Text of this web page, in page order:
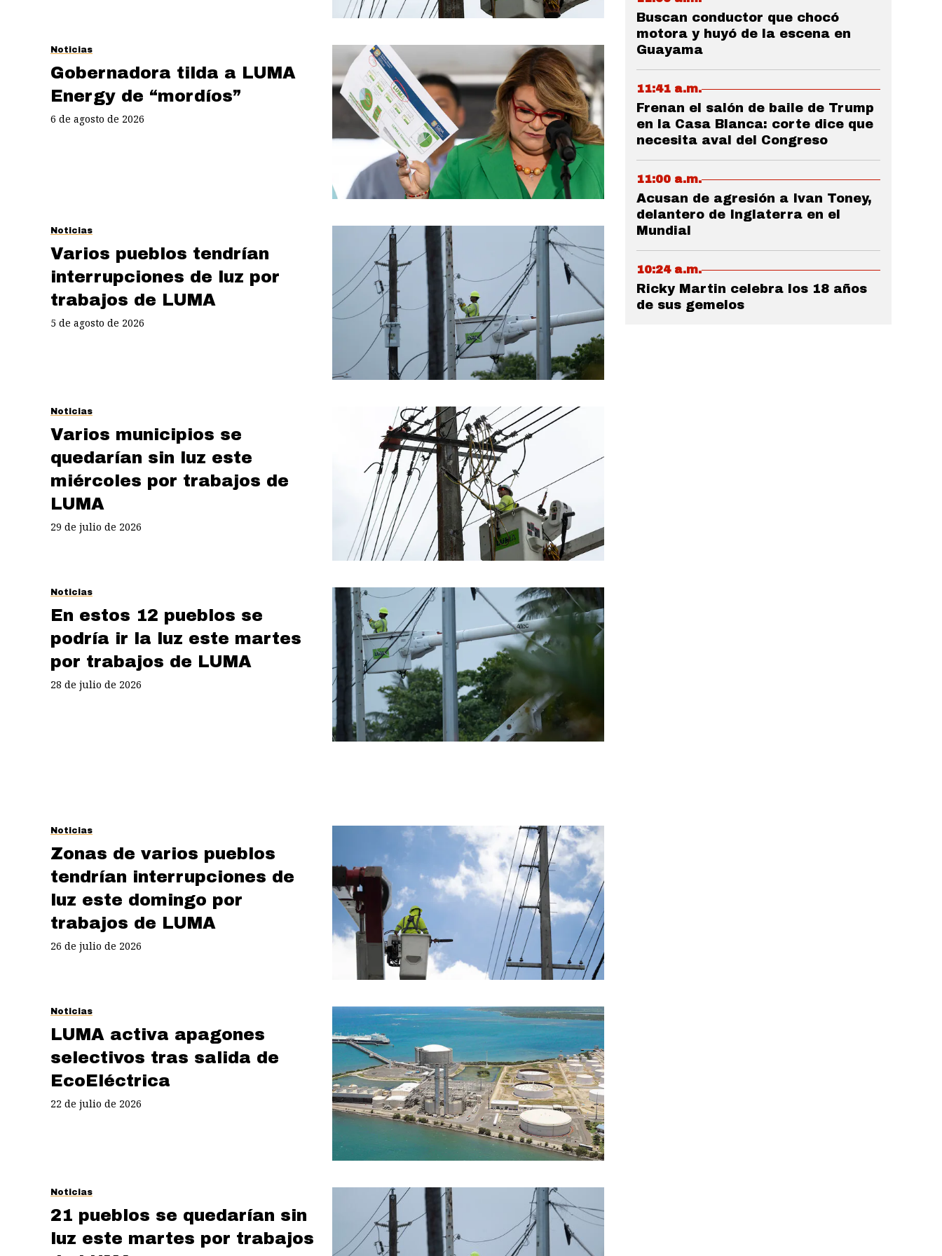
Noticias
Gobernadora tilda a LUMA
Energy de “mordíos”
6 de agosto de 2026
Noticias
Varios pueblos tendrían
interrupciones de luz por
trabajos de LUMA
5 de agosto de 2026
Noticias
Varios municipios se
quedarían sin luz este
miércoles por trabajos de
LUMA
29 de julio de 2026
Noticias
En estos 12 pueblos se
podría ir la luz este martes
por trabajos de LUMA
28 de julio de 2026
Buscan conductor que chocó
motora y huyó de la escena en
Guayama
11:41 a.m.
Frenan el salón de baile de Trump
en la Casa Blanca: corte dice que
necesita aval del Congreso
11:00 a.m.
Acusan de agresión a Ivan Toney,
delantero de Inglaterra en el
Mundial
10:24 a.m.
Ricky Martin celebra los 18 años
de sus gemelos
Noticias
Zonas de varios pueblos
tendrían interrupciones de
luz este domingo por
trabajos de LUMA
26 de julio de 2026
Noticias
LUMA activa apagones
selectivos tras salida de
EcoEléctrica
22 de julio de 2026
Noticias
21 pueblos se quedarían sin
luz este martes por trabajos